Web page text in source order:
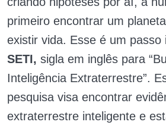
primeiro encontrar um
existir vida. Esse é um
SETI, sigla em inglês para
Inteligência Extraterrestre”.
pesquisa visa encontrar
extraterrestre inteligente e